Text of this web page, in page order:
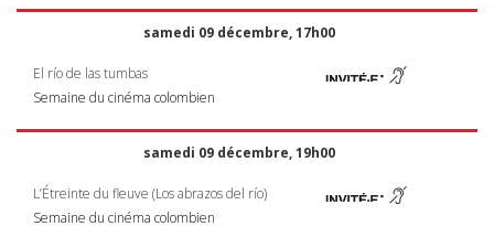
samedi 09 décembre, 17h00
El río de las tumbas
Semaine du cinéma colombien
samedi 09 décembre, 19h00
L’Étreinte du fleuve (Los abrazos del río)
Semaine du cinéma colombien